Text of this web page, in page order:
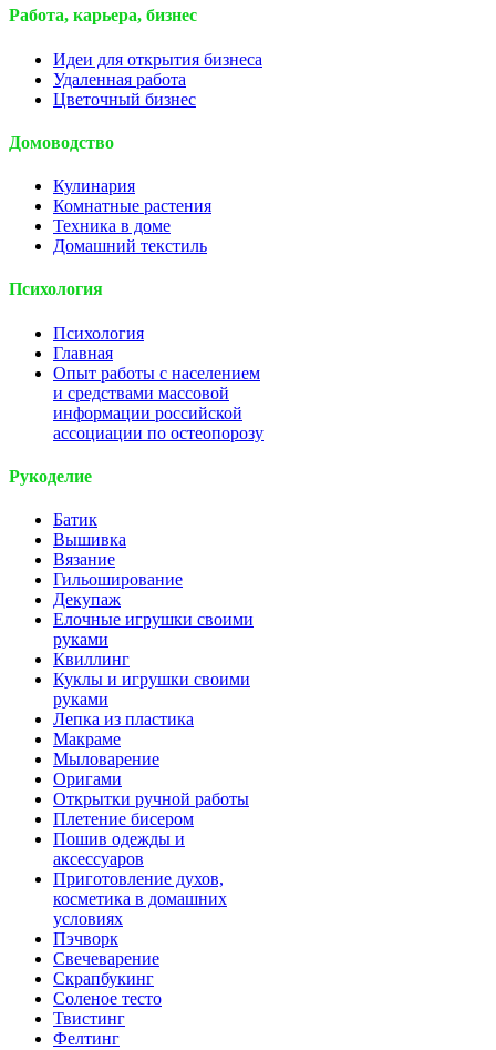
Работа, карьера, бизнес
Идеи для открытия бизнеса
Удаленная работа
Цветочный бизнес
Домоводство
Кулинария
Комнатные растения
Техника в доме
Домашний текстиль
Психология
Психология
Главная
Опыт работы с населением
и средствами массовой
информации российской
ассоциации по остеопорозу
Рукоделие
Батик
Вышивка
Вязание
Гильоширование
Декупаж
Елочные игрушки своими
руками
Квиллинг
Куклы и игрушки своими
руками
Лепка из пластика
Макраме
Мыловарение
Оригами
Открытки ручной работы
Плетение бисером
Пошив одежды и
аксессуаров
Приготовление духов,
косметика в домашних
условиях
Пэчворк
Свечеварение
Скрапбукинг
Соленое тесто
Твистинг
Фелтинг